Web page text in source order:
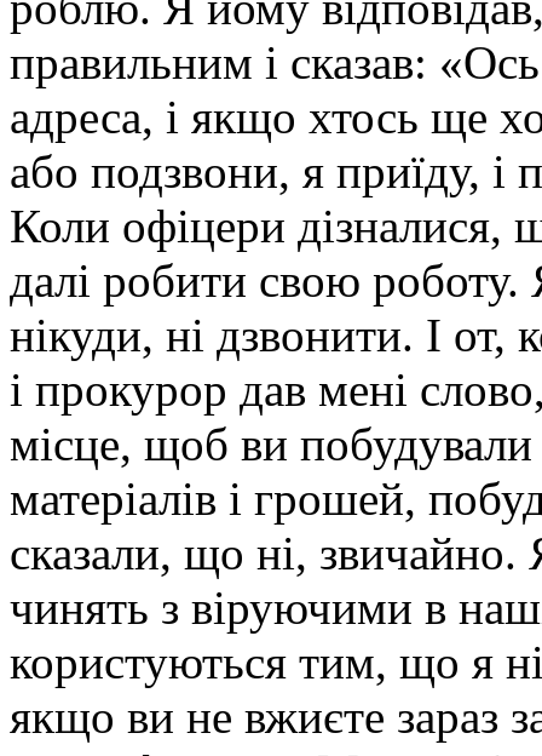
правильним і сказав:
адреса, і якщо хтось ще
або подзвони, я приїду,
Коли офіцери
далі робити свою роботу.
нікуди, ні дзвонити. І
і прокурор дав мені
місце, щоб ви
матеріалів і грошей,
сказали, що ні,
чинять з віруючими в
користуються тим, що я
якщо ви не вжиєте зараз